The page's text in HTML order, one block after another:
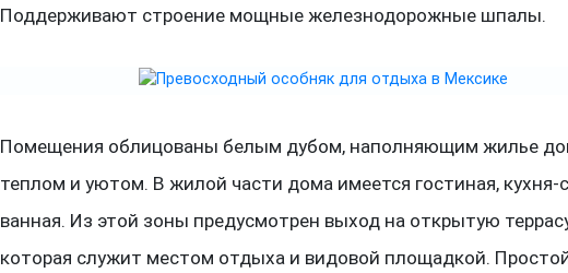
Поддерживают строение мощные железнодорожные шпалы.
Помещения облицованы белым дубом, наполняющим жилье
теплом и уютом. В жилой части дома имеется гостиная, кухня-
ванная. Из этой зоны предусмотрен выход на открытую
которая служит местом отдыха и видовой площадкой.